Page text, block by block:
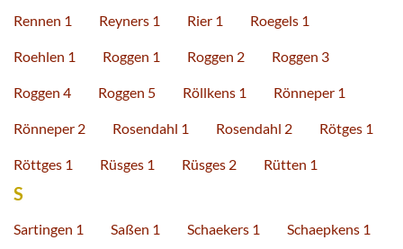
Rennen 1 Reyners 1 Rier 1 Roegels 1
Roehlen 1 Roggen 1 Roggen 2 Roggen 3
Roggen 4 Roggen 5 Röllkens 1 Rönneper 1
Rönneper 2 Rosendahl 1 Rosendahl 2 Rötges 1
Röttges 1 Rüsges 1 Rüsges 2 Rütten 1
S
Sartingen 1 Saßen 1 Schaekers 1 Schaepkens 1